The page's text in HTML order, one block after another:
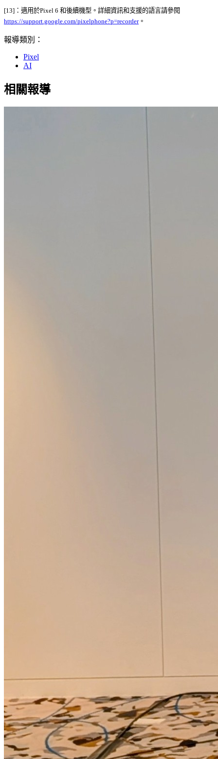
[13]：適用於Pixel 6 和後續機型。詳細資訊和支援的語言請參閱
https://support.google.com/pixelphone?p=recorder。
報導類別：
Pixel
AI
相關報導